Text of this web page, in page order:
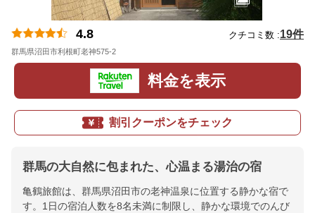
4.8 クチコミ数 :19件
群馬県沼田市利根町老神575-2
料金を表示
割引クーポンをチェック
群馬の大自然に包まれた、心温まる湯治の宿
亀鶴旅館は、群馬県沼田市の老神温泉に位置する静かな宿で
す。1日の宿泊人数を8名未満に制限し、静かな環境でのんび